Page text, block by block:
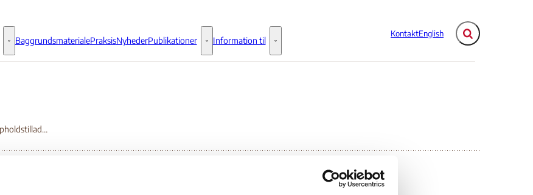
KontaktEnglish Fold søgefelt ud
Om os - Flere links
BaggrundsmaterialePraksisNyhederPublikationer Publikationer - Flere links
Information til Information til - Flere links
Notat om opholdstilladelse og indrejse i Libanon for statsløse palæstinensere